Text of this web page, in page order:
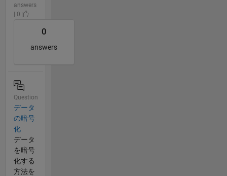
answers
| 0
0
answers
Question
データ
の暗号
化
データ
を暗号
化する
方法を